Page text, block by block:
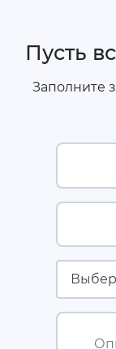
Пусть
Заполните
Ваше имя
Ваш